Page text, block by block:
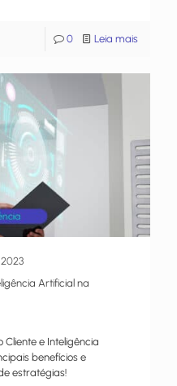
0 Leia mais
Artificial na
e Inteligência
benefícios e
estratégias!